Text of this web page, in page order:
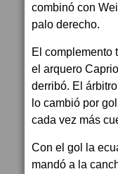
combinó con
palo derecho.
El complemento
el arquero
derribó. El
lo cambió por
cada vez más
Con el gol la
mandó a la